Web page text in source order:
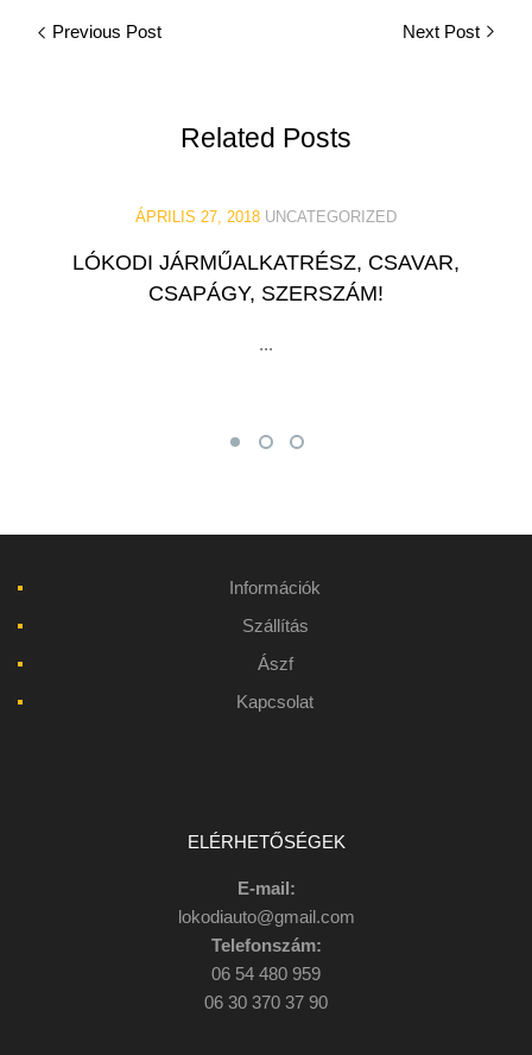
Previous Post Next Post
Related Posts
ÁPRILIS 27, 2018 UNCATEGORIZED
LÓKODI JÁRMŰALKATRÉSZ, CSAVAR,
CSAPÁGY, SZERSZÁM!
...
Információk
Szállítás
Ászf
Kapcsolat
ELÉRHETŐSÉGEK
E-mail:
lokodiauto@gmail.com
Telefonszám:
06 54 480 959
06 30 370 37 90